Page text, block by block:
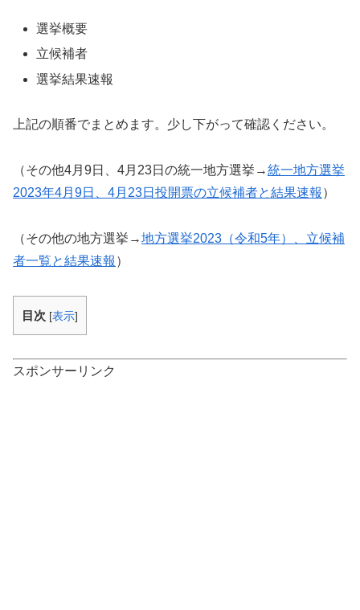
選挙概要
立候補者
選挙結果速報
上記の順番でまとめます。少し下がって確認ください。
（その他4月9日、4月23日の統一地方選挙→統一地方選挙
2023年4月9日、4月23日投開票の立候補者と結果速報 ）
（その他の地方選挙→地方選挙2023（令和5年）、立候補
者一覧と結果速報 ）
目次 [表示]
スポンサーリンク